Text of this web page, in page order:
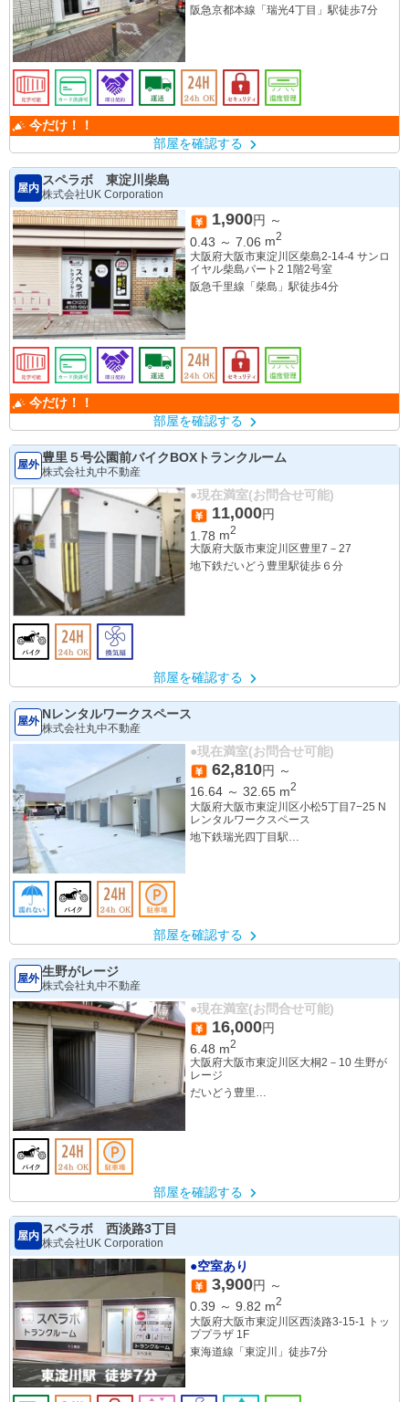
阪急京都本線「瑞光4丁目」駅徒歩7分
今だけ！！
部屋を確認する
屋内
スペラボ 東淀川柴島
株式会社UK Corporation
1,900円 ～
0.43 ～ 7.06 m2
大阪府大阪市東淀川区柴島2-14-4 サンロ
イヤル柴島パート2 1階2号室
阪急千里線「柴島」駅徒歩4分
今だけ！！
部屋を確認する
屋外 豊里５号公園前バイクBOXトランクルーム
株式会社丸中不動産
●現在満室(お問合せ可能)
11,000円
1.78 m2
大阪府大阪市東淀川区豊里7－27
地下鉄だいどう豊里駅徒歩６分
部屋を確認する
屋外 Nレンタルワークスペース
株式会社丸中不動産
●現在満室(お問合せ可能)
62,810円 ～
16.64 ～ 32.65 m2
大阪府大阪市東淀川区小松5丁目7−25 N
レンタルワークスペース
地下鉄瑞光四丁目駅
部屋を確認する
屋外 生野がレージ
株式会社丸中不動産
●現在満室(お問合せ可能)
16,000円
6.48 m2
大阪府大阪市東淀川区大桐2－10 生野が
レージ
だいどう豊里
部屋を確認する
屋内
スペラボ 西淡路3丁目
株式会社UK Corporation
●空室あり
3,900円 ～
0.39 ～ 9.82 m2
大阪府大阪市東淀川区西淡路3-15-1 トッ
ププラザ 1F
東海道線「東淀川」徒歩7分